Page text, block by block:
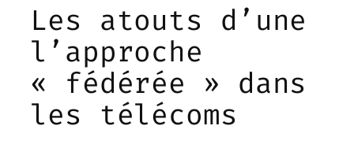
Les atouts d’une
l’approche
« fédérée » dans
les télécoms